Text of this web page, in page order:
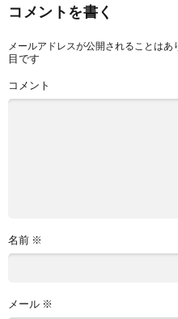
コメントを書く
メールアドレスが公開されることはあ
目です
コメント
名前 ※
メール ※